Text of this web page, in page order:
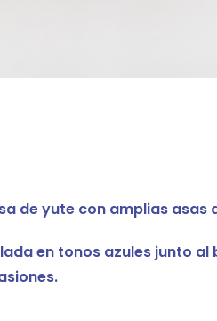
de yute con amplias asas
en tonos azules junto